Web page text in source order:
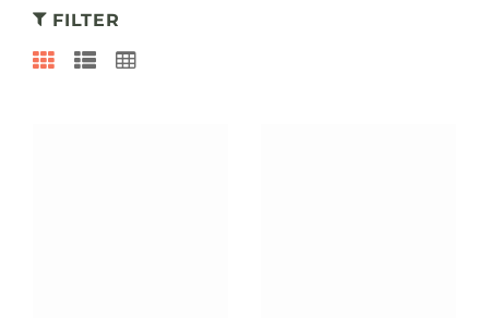
FILTER